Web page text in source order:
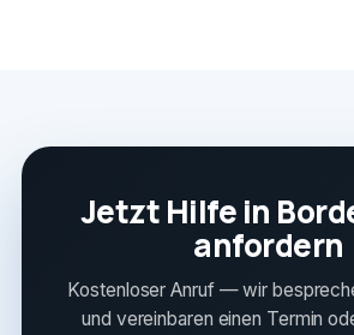
Jetzt Hilfe in
anfordern
Kostenloser Anruf — wir
und vereinbaren einen Termin